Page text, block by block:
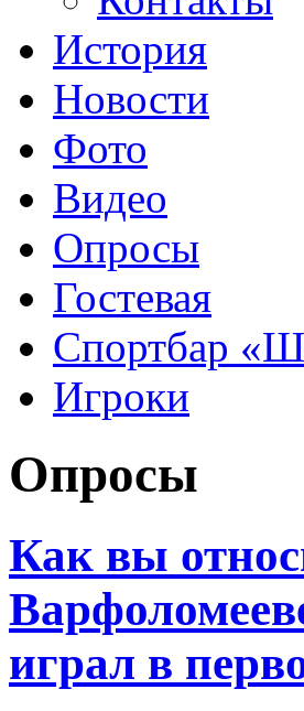
История
Новости
Фото
Видео
Опросы
Гостевая
Спортбар
Игроки
Опросы
Как вы
играл в